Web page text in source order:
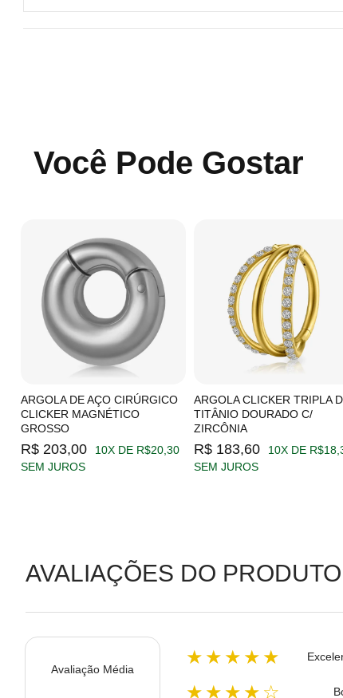
Você Pode Gostar
ARGOLA DE AÇO CIRÚRGICO
CLICKER MAGNÉTICO
GROSSO
R$ 203,00
10X DE R$20,30
SEM JUROS
ARGOLA CLICKER TRIPLA
TITÂNIO DOURADO C/
ZIRCÔNIA
R$ 183,60
10X DE
SEM JUROS
AVALIAÇÕES DO
Avaliação Média
★★★★★
★★★★☆